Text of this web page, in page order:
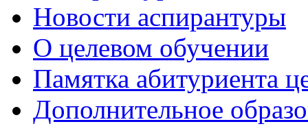
Новости аспирантуры
О целевом обучении
Памятка абитуриента
Дополнительное